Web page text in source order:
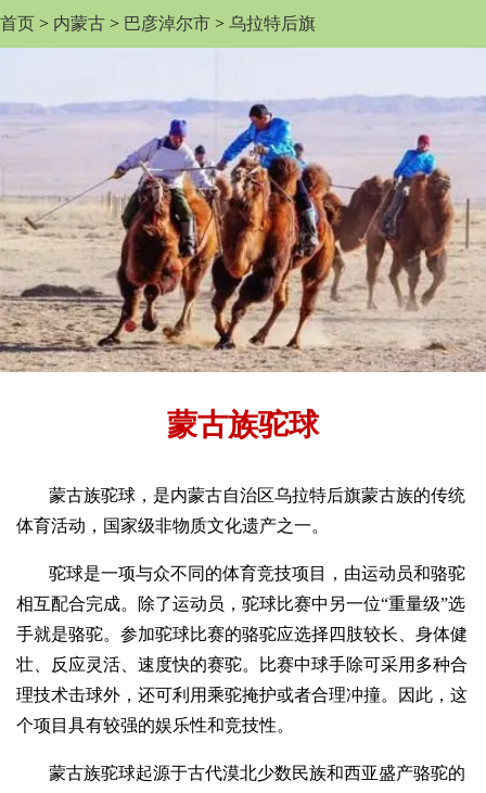
首页 > 内蒙古 > 巴彦淖尔市 > 乌拉特后旗
蒙古族驼球
蒙古族驼球，是内蒙古自治区乌拉特后旗蒙古族的传统
体育活动，国家级非物质文化遗产之一。
驼球是一项与众不同的体育竞技项目，由运动员和骆驼
相互配合完成。除了运动员，驼球比赛中另一位“重量级”选
手就是骆驼。参加驼球比赛的骆驼应选择四肢较长、身体健
壮、反应灵活、速度快的赛驼。比赛中球手除可采用多种合
理技术击球外，还可利用乘驼掩护或者合理冲撞。因此，这
个项目具有较强的娱乐性和竞技性。
蒙古族驼球起源于古代漠北少数民族和西亚盛产骆驼的